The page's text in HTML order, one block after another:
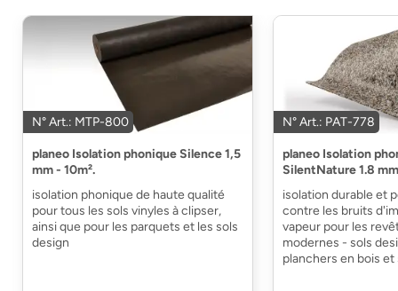
N° Art.: MTP-800
planeo Isolation phonique Silence 1,5
mm - 10m².
isolation phonique de haute qualité
pour tous les sols vinyles à clipser,
ainsi que pour les parquets et les sols
design
N° Art.: PAT-778
planeo Isolation
SilentNature 1.8
isolation durable et
contre les bruits
vapeur pour les
modernes - sols
planchers en bois